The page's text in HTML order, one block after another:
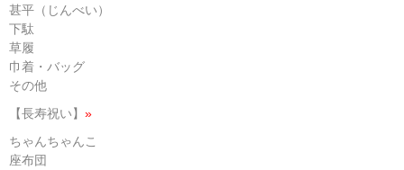
甚平（じんべい）
下駄
草履
巾着・バッグ
その他
【長寿祝い】 »
ちゃんちゃんこ
座布団